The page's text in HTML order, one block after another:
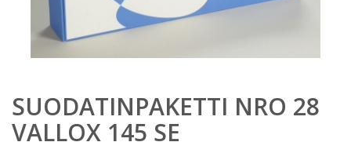
SUODATINPAKETTI NRO 28
VALLOX 145 SE